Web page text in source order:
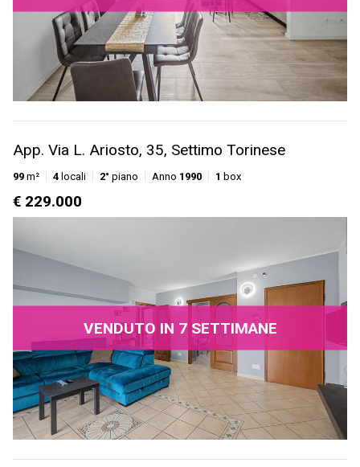
App. Via L. Ariosto, 35, Settimo Torinese
99 m² 4 locali 2° piano Anno 1990 1 box
€ 229.000
VENDUTO IN 7 SETTIMANE